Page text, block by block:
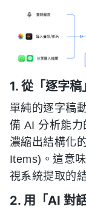
1. 從「逐字稿
單純的逐字稿
備 AI 分析能力
濃縮出結構化
Items)。這意
視系統提取的
2. 用「AI 對